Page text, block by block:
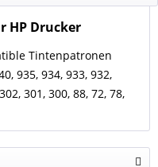
HP Drucker
Tintenpatronen
935, 934, 933, 932,
301, 300, 88, 72, 78,